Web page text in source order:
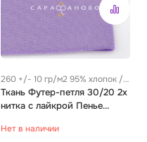
260 +/- 10 гр/м2 95% хлопок /
5% эластан
Ткань Футер-петля 30/20 2х
нитка с лайкрой Пенье
Нет в наличии